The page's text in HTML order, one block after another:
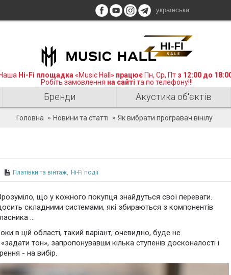
українська
Наша Hi-Fi площадка «Music Hall» працює Пн, Ср, Пт з 12:00 до
Робіть замовлення на сайті та по телефону!!!
Бренди Акустика об'єктів
Головна Новини та статті Як вибрати програвач вінілу
Платівки та вінтаж, Hi-Fi події
що у кожного покупця знайдуться свої переваги.
складними системами, які збираються з компонентів
...
в цій області, такий варіант, очевидно, буде не
тон», запропонувавши кілька ступенів досконалості і
- на вибір.